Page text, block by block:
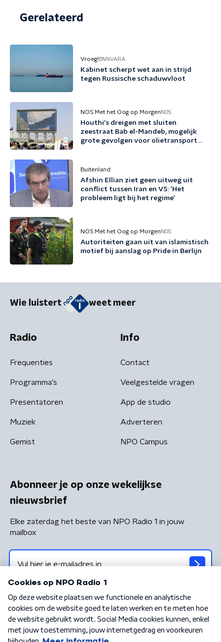
Gerelateerd
Vroeg! BNNVARA
Kabinet scherpt wet aan in strijd
tegen Russische schaduwvloot
NOS Met het Oog op Morgen NOS
Houthi's dreigen met sluiten
zeestraat Bab el-Mandeb, mogelijk
grote gevolgen voor olietransport
Buitenland
Afshin Ellian ziet geen uitweg uit
conflict tussen Iran en VS: 'Het
probleem ligt bij het regime'
NOS Met het Oog op Morgen NOS
Autoriteiten gaan uit van islamistisch
motief bij aanslag op Pride in Berlijn
Wie luistert weet meer
Radio
Frequenties
Programma's
Presentatoren
Muziek
Gemist
Info
Contact
Veelgestelde vragen
App de studio
Adverteren
NPO Campus
Abonneer je op onze wekelijkse
nieuwsbrief
Elke zaterdag het beste van NPO Radio 1 in jouw
mailbox
Algemene voorwaarden